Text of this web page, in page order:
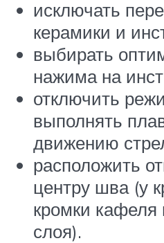
исключать
керамики и
выбирать
нажима на
отключить
выполнять
движению
расположить
центру шва (у
кромки кафеля
слоя).